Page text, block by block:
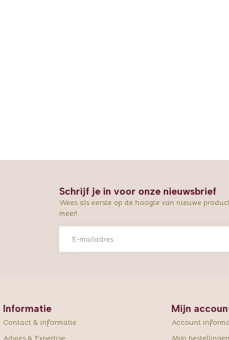
Schrijf je in voor onze nieuwsbrief
Wees als eerste op de hoogte van nieuwe
meer!
Informatie
Contact & informatie
Advies & Expertise
Mijn
Account
Mijn